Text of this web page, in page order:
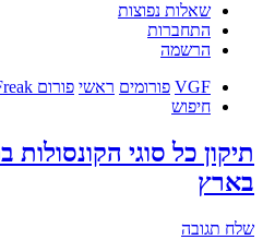
שאלות נפוצות
התחברות
הרשמה
VGF פורומים ראשי פורום VGFreak - טכני
חיפוש
תיקון כל סוגי הקונסולות
בארץ
שלח תגובה